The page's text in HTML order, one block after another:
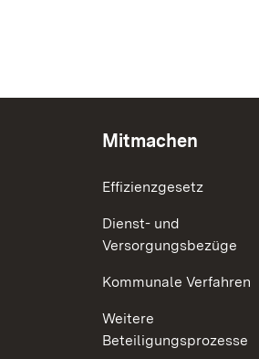
Mitmachen
Effizienzgesetz
Dienst- und
Versorgungsbezüge
Kommunale Verfahren
Weitere
Beteiligungsprozesse